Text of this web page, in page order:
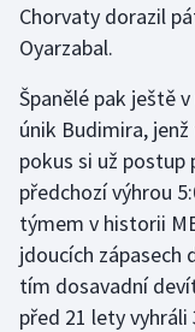
Chorvaty dorazil
Oyarzabal.
Španělé pak ještě
únik Budimira,
pokus si už postup
předchozí výhrou
týmem v historii
jdoucích zápasech
tím dosavadní
před 21 lety vyhráli